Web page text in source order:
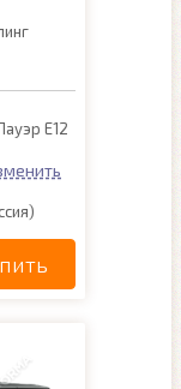
Е12